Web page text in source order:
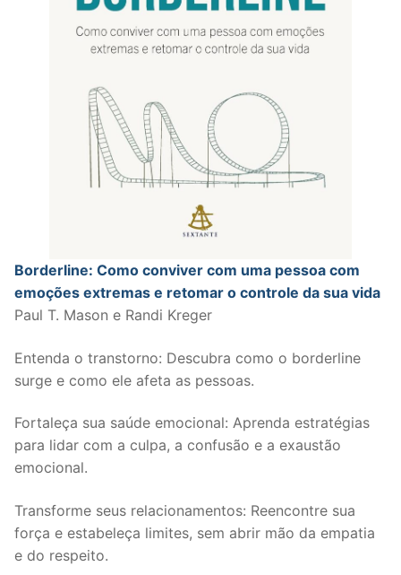
Borderline: Como conviver com uma pessoa com
emoções extremas e retomar o controle da sua vida
Paul T. Mason e Randi Kreger
Entenda o transtorno: Descubra como o borderline
surge e como ele afeta as pessoas.
Fortaleça sua saúde emocional: Aprenda estratégias
para lidar com a culpa, a confusão e a exaustão
emocional.
Transforme seus relacionamentos: Reencontre sua
força e estabeleça limites, sem abrir mão da empatia
e do respeito.